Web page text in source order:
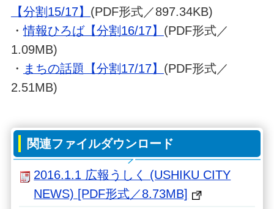
【分割15/17】 (PDF形式／897.34KB)
・情報ひろば【分割16/17】 (PDF形式／
1.09MB)
・ まちの話題【分割17/17】 (PDF形式／
2.51MB)
関連ファイルダウンロード
2016.1.1 広報うしく (USHIKU CITY
NEWS) [PDF形式／8.73MB]